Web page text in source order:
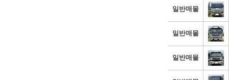
일반매물
일반매물
일반매물